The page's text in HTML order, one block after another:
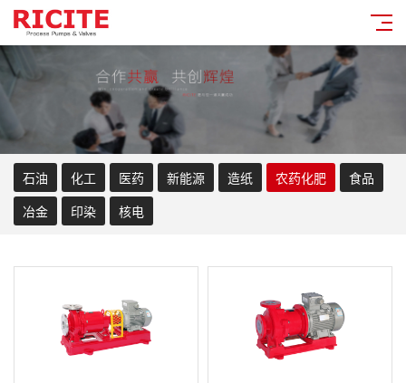
石油 化工 医药 新能源 造纸 农药化肥
食品
冶金
印染 核电